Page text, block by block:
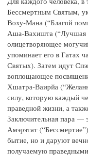
Бессмертным Святым,
Воху-Мана (“Благой
Аша-Вахишта (“Лучшая
олицетворяющее
упоминает его в Гатах
Святых). Затем идут
воплощающее
Хшатра-Ваирйа
силу, которую каждый
праведной жизни, а
Заключительная пара —
Амэрэтат
бытие, но и даруют
получаемую